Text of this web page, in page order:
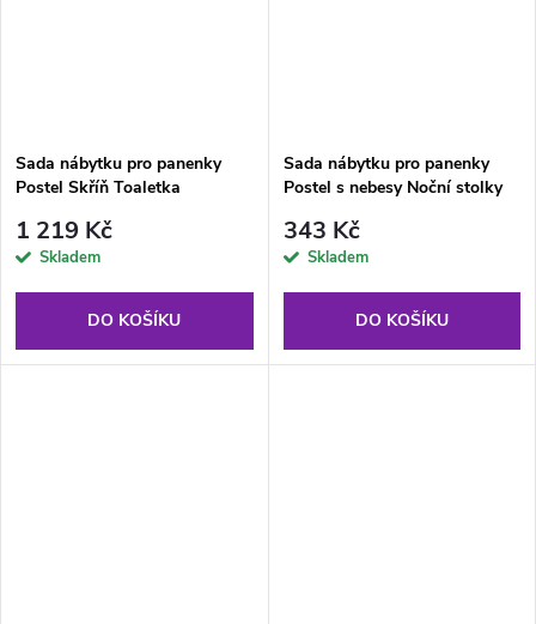
Sada nábytku pro panenky
Postel Skříň Toaletka
1 219 Kč
Skladem
DO KOŠÍKU
Sada nábytku pro panenky
Postel s nebesy Noční stolky
343 Kč
Skladem
DO KOŠÍKU